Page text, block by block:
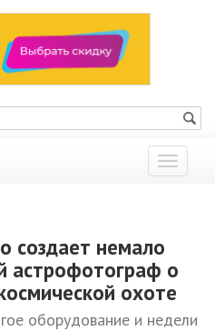
Показать
меню
создает немало
астрофотограф о
охоте
оборудование и недели